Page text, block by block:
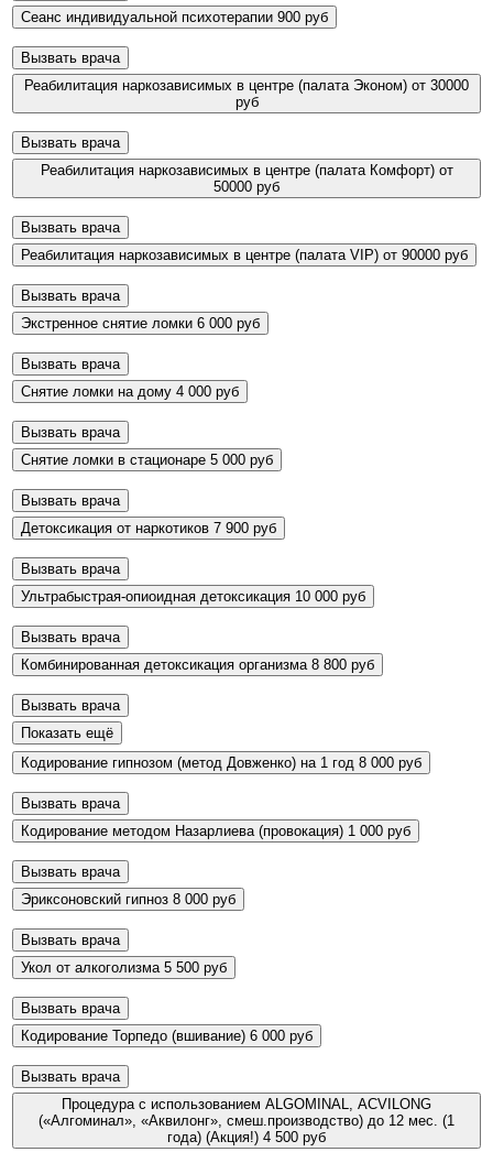
Сеанс индивидуальной психотерапии 900 руб
Вызвать врача
Реабилитация наркозависимых в центре (палата Эконом) от 30000
руб
Вызвать врача
Реабилитация наркозависимых в центре (палата Комфорт) от
50000 руб
Вызвать врача
Реабилитация наркозависимых в центре (палата VIP) от 90000 руб
Вызвать врача
Экстренное снятие ломки 6 000 руб
Вызвать врача
Снятие ломки на дому 4 000 руб
Вызвать врача
Снятие ломки в стационаре 5 000 руб
Вызвать врача
Детоксикация от наркотиков 7 900 руб
Вызвать врача
Ультрабыстрая-опиоидная детоксикация 10 000 руб
Вызвать врача
Комбинированная детоксикация организма 8 800 руб
Вызвать врача
Показать ещё
Кодирование гипнозом (метод Довженко) на 1 год 8 000 руб
Вызвать врача
Кодирование методом Назарлиева (провокация) 1 000 руб
Вызвать врача
Эриксоновский гипноз 8 000 руб
Вызвать врача
Укол от алкоголизма 5 500 руб
Вызвать врача
Кодирование Торпедо (вшивание) 6 000 руб
Вызвать врача
Процедура с использованием ALGOMINAL, ACVILONG
(«Алгоминал», «Аквилонг», смеш.производство) до 12 мес. (1
года) (Акция!) 4 500 руб